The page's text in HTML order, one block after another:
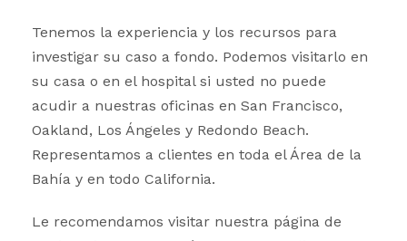
Tenemos la experiencia y los recursos para
investigar su caso a fondo. Podemos visitarlo en
su casa o en el hospital si usted no puede
acudir a nuestras oficinas en San Francisco,
Oakland, Los Ángeles y Redondo Beach.
Representamos a clientes en toda el Área de la
Bahía y en todo California.
Le recomendamos visitar nuestra página de